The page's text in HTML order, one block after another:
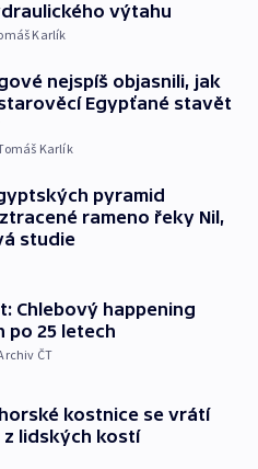
výtahu
Karlík
nejspíš objasnili, jak
Egypťané stavět
Karlík
pyramid
rameno řeky Nil,
studie
Chlebový happening
po 25 letech
ČT
kostnice se vrátí
z lidských kostí